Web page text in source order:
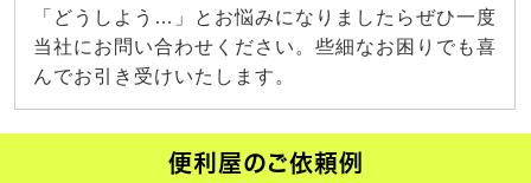
「どうしよう…」とお悩みになりましたらぜひ一度
当社にお問い合わせください。些細なお困りでも喜
んでお引き受けいたします。
便利屋のご依頼例